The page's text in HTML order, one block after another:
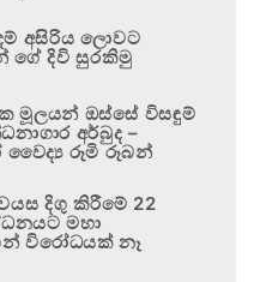
අසිරිය ලොවට
ගේ දිවි සුරකිමු
මූලයන් ඔස්සේ විසඳුම්
අර්බුද –
රූමි රූබන්
දිගු කිරීමේ 22
මහා
විරෝධයක් නෑ